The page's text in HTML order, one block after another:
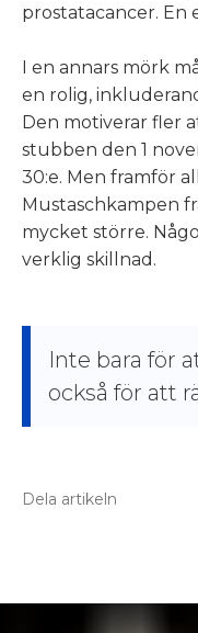
prostatacancer. En
I en annars mörk
en rolig,
Den motiverar fler
stubben den 1
30:e. Men framför
Mustaschkampen
mycket större.
verklig skillnad.
Inte bara för
också för att
Dela artikeln